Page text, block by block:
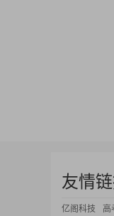
友情
亿阁科技 高